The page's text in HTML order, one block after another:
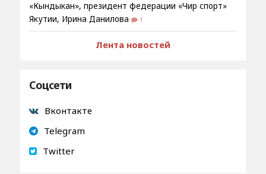
«Кындыкан», президент федерации «Чир спорт»
Якутии, Ирина Данилова
1
Лента новостей
Соцсети
Вконтакте
Telegram
Twitter